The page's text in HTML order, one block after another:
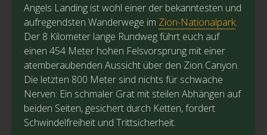
Angels Landing ist wohl einer der bekanntesten und
aufregendsten Wanderwege im Zion-Nationalpark.
Der 8 Kilometer lange Rundweg führt euch auf
einen 454 Meter hohen Felsvorsprung mit einer
atemberaubenden Aussicht über den Zion Canyon.
Die letzten 800 Meter sind nichts für schwache
Nerven: Ein schmaler Grat mit steilen Abhängen auf
beiden Seiten, gesichert durch Ketten, fordert
Schwindelfreiheit und Trittsicherheit.